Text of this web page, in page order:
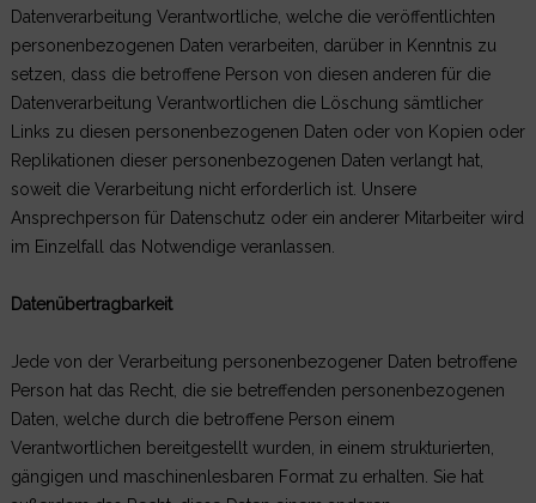
Datenverarbeitung Verantwortliche, welche die veröffentlichten
personenbezogenen Daten verarbeiten, darüber in Kenntnis zu
setzen, dass die betroffene Person von diesen anderen für die
Datenverarbeitung Verantwortlichen die Löschung sämtlicher
Links zu diesen personenbezogenen Daten oder von Kopien oder
Replikationen dieser personenbezogenen Daten verlangt hat,
soweit die Verarbeitung nicht erforderlich ist. Unsere
Ansprechperson für Datenschutz oder ein anderer Mitarbeiter wird
im Einzelfall das Notwendige veranlassen.
Datenübertragbarkeit
Jede von der Verarbeitung personenbezogener Daten betroffene
Person hat das Recht, die sie betreffenden personenbezogenen
Daten, welche durch die betroffene Person einem
Verantwortlichen bereitgestellt wurden, in einem strukturierten,
gängigen und maschinenlesbaren Format zu erhalten. Sie hat